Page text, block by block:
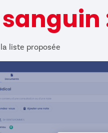
liste proposée